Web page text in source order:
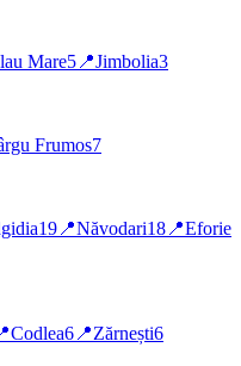
Mare5 📍Jimbolia3
Frumos7
19 📍Năvodari18 📍Eforie
Codlea6 📍Zărnești6